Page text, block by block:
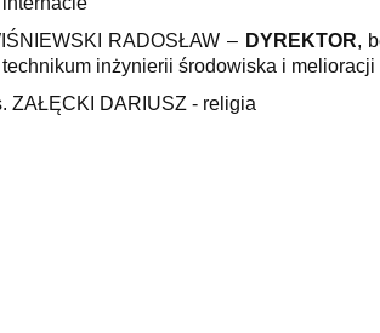
RADOSŁAW – DYREKTOR,
inżynierii środowiska i melioracji
ZAŁĘCKI DARIUSZ - religia